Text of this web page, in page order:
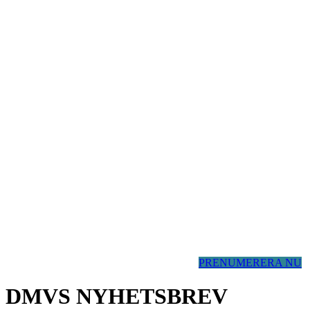
PRENUMERERA NU
DMVS NYHETSBREV